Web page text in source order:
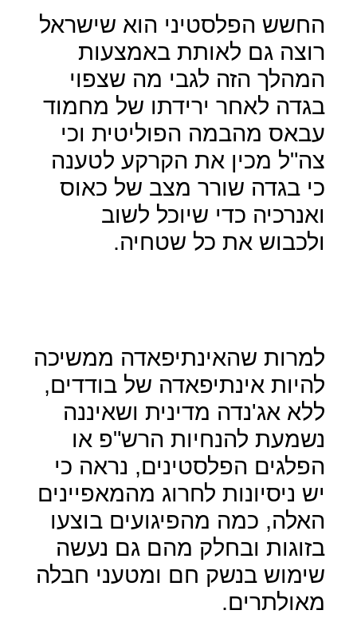
החשש הפלסטיני הוא שישראל
רוצה גם לאותת באמצעות
המהלך הזה לגבי מה שצפוי
בגדה לאחר ירידתו של מחמוד
עבאס מהבמה הפוליטית וכי
צה"ל מכין את הקרקע לטענה
כי בגדה שורר מצב של כאוס
ואנרכיה כדי שיוכל לשוב
ולכבוש את כל שטחיה.
למרות שהאינתיפאדה ממשיכה
להיות אינתיפאדה של בודדים,
ללא אג'נדה מדינית ושאיננה
נשמעת להנחיות הרש"פ או
הפלגים הפלסטינים, נראה כי
יש ניסיונות לחרוג מהמאפיינים
האלה, כמה מהפיגועים בוצעו
בזוגות ובחלק מהם גם נעשה
שימוש בנשק חם ומטעני חבלה
מאולתרים.